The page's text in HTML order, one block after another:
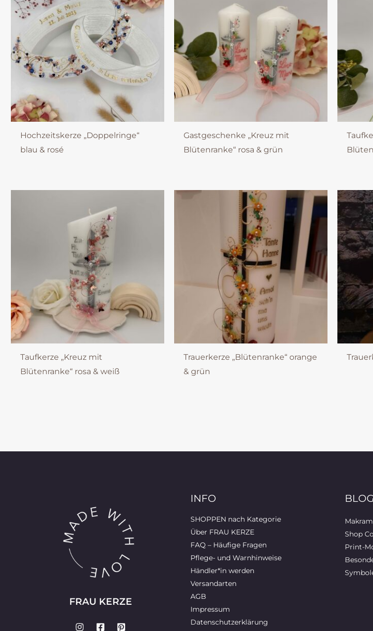
Hochzeitskerze „Doppelringe“
blau & rosé
Gastgeschenke „Kreuz mit
Blütenranke“ rosa & grün
Taufkerze „Kreuz mit
Blütenranke“ rosa & weiß
Trauerkerze „Blütenranke“ orange
& grün
FRAU KERZE
INFO
SHOPPEN nach Kategorie
Über FRAU KERZE
FAQ – Häufige Fragen
Pflege- und Warnhinweise
Händler*in werden
Versandarten
AGB
Impressum
Datenschutzerklärung
BLOG
Shop
Print-